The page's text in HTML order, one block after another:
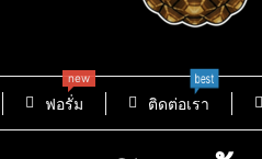
ฟอรั่ม
new
ติดต่อเรา
best